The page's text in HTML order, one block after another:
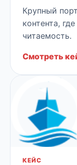
Крупный
контента,
читаемость.
Смотреть
КЕЙС